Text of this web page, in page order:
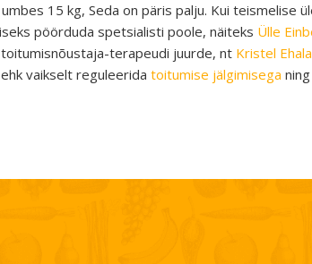
15 kg, Seda on päris palju. Kui teismelise
pöörduda spetsialisti poole, näiteks Ülle
terapeudi juurde, nt Kristel
vaikselt reguleeridatoitumise jälgimisega